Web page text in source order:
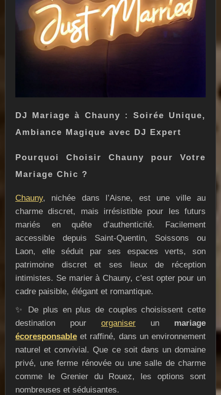
DJ Mariage à Chauny : Soirée Unique,
Ambiance Magique avec DJ Expert
Pourquoi Choisir Chauny pour Votre
Mariage Chic ?
Chauny, nichée dans l’Aisne, est une ville au
charme discret, mais irrésistible pour les futurs
mariés en quête d’authenticité. Facilement
accessible depuis Saint-Quentin, Soissons ou
Laon, elle séduit par ses espaces verts, son
patrimoine discret et ses lieux de réception
intimistes. Se marier à Chauny, c’est opter pour un
cadre paisible, élégant et romantique.
✨ De plus en plus de couples choisissent cette
destination pour organiser un mariage
écoresponsable et raffiné, dans un environnement
naturel et convivial. Que ce soit dans un domaine
privé, une ferme rénovée ou une salle de charme
comme le Grenier du Rouez, les options sont
nombreuses et séduisantes.